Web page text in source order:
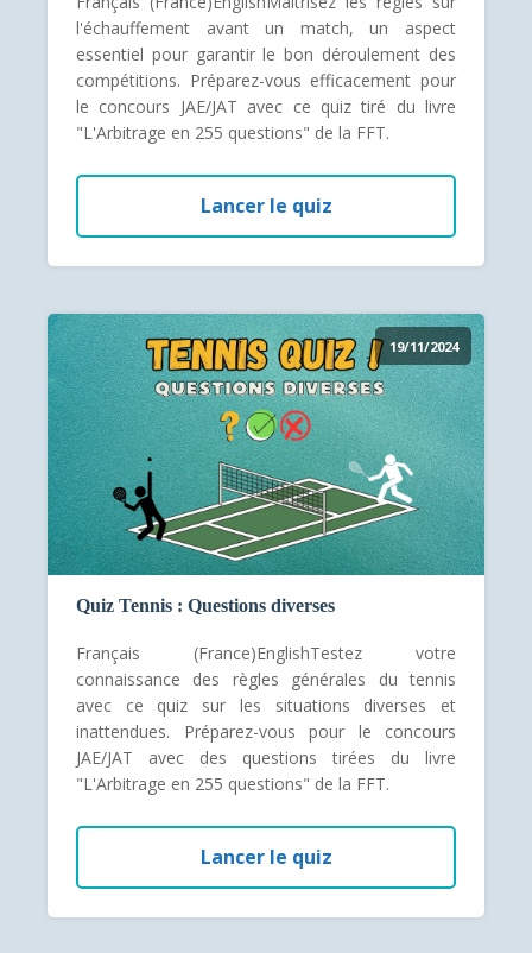
l'échauffement avant un match, un aspect
essentiel pour garantir le bon déroulement des
compétitions. Préparez-vous efficacement pour
le concours JAE/JAT avec ce quiz tiré du livre
"L'Arbitrage en 255 questions" de la FFT.
Lancer le quiz
19/11/2024
Quiz Tennis : Questions diverses
Français (France)EnglishTestez votre
connaissance des règles générales du tennis
avec ce quiz sur les situations diverses et
inattendues. Préparez-vous pour le concours
JAE/JAT avec des questions tirées du livre
"L'Arbitrage en 255 questions" de la FFT.
Lancer le quiz